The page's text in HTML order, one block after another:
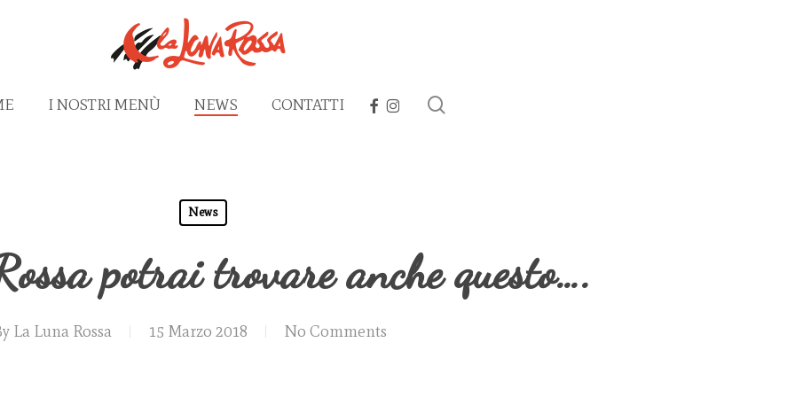
I NOSTRI MENÙ NEWS CONTATTI FACEBOOK
INSTAGRAM
News
potrai trovare anche questo….
La Luna Rossa 15 Marzo 2018 No Comments